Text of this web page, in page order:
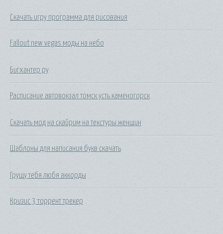
Скачать игру программа для рисования
Fallout new vegas моды на небо
Бигхантер ру
Расписание автовокзал томск усть каменогорск
Скачать мод на скайрим на текстуры женщин
Шаблоны для написания букв скачать
Грущу тебя любя аккорды
Кризис 3 торрент трекер